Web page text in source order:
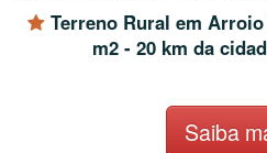
Terreno Rural em
m2 - 20 km da
Saiba